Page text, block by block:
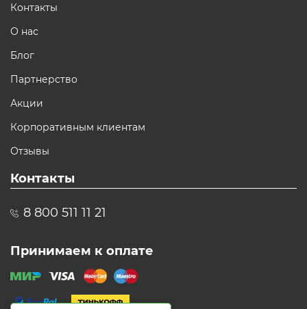
Контакты
О нас
Блог
Партнерство
Акции
Корпоративным клиентам
Отзывы
Контакты
8 800 511 11 21
Принимаем к оплате